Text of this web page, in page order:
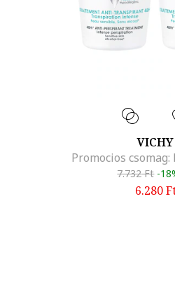
VICHY
7.732Ft -
6.280